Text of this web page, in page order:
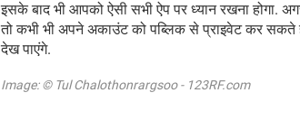
इसके बाद भी आपको ऐसी सभी ऐप पर ध्यान रखना होगा.
तो कभी भी अपने अकाउंट को पब्लिक से प्राइवेट कर
देख पाएंगे.
Image: © Tul Chalothonrargsoo - 123RF.com